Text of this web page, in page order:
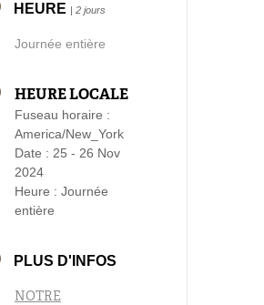
HEURE | 2 jours
Journée entière
HEURE LOCALE
Fuseau horaire :
America/New_York
Date : 25 - 26 Nov
2024
Heure : Journée
entière
PLUS D'INFOS
NOTRE